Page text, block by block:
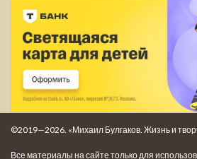
©2019—2026. «Михаил Булгаков. Жизнь и
Все материалы на сайте только для